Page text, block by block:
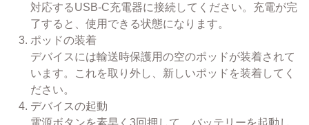
対応するUSB-C充電器に接続してください。充電が完
了すると、使用できる状態になります。
ポッドの装着
デバイスには輸送時保護用の空のポッドが装着されて
います。これを取り外し、新しいポッドを装着してく
ださい。
デバイスの起動
電源ボタンを素早く3回押して、バッテリーを起動し